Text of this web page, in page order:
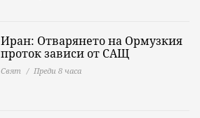
Иран: Отварянето на Ормузкия
проток зависи от САЩ
Свят Преди 8 часа